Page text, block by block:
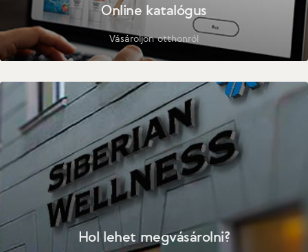
Online katalógus
Vásároljon otthonról
Hol lehet megvásárolni?